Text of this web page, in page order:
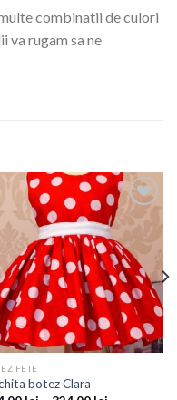
combinatii de culori
va rugam sa ne
wishlist
FETE
botez Clara